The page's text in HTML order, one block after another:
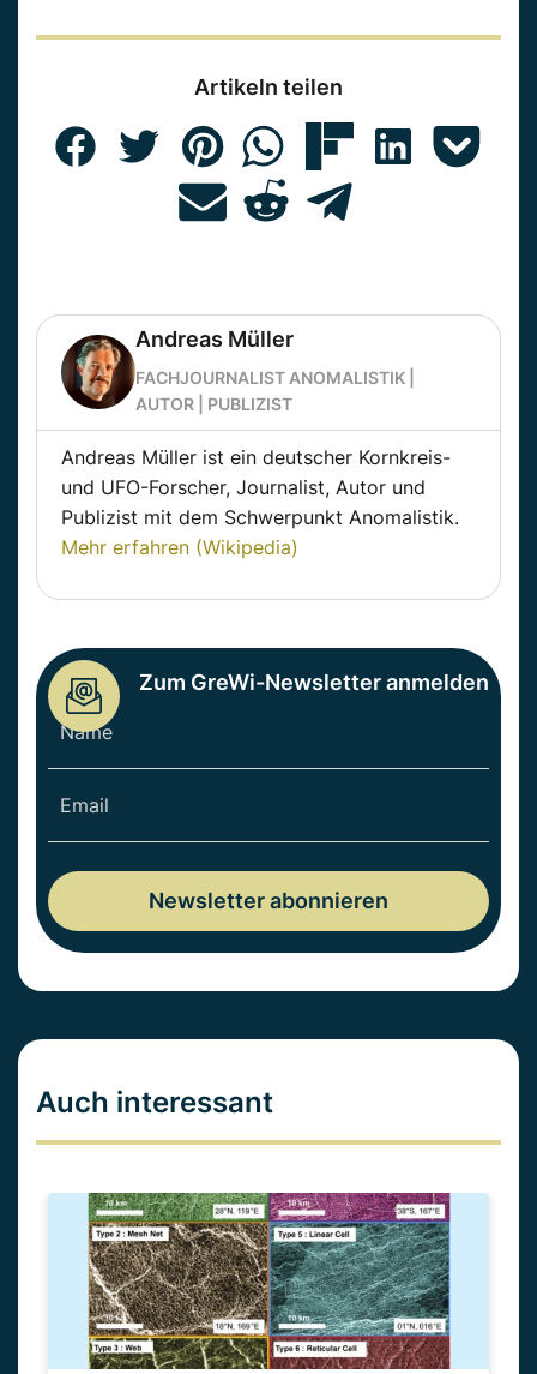
Artikeln teilen
Andreas Müller
FACHJOURNALIST ANOMALISTIK |
AUTOR | PUBLIZIST
Andreas Müller ist ein deutscher Kornkreis-
und UFO-Forscher, Journalist, Autor und
Publizist mit dem Schwerpunkt Anomalistik.
Mehr erfahren (Wikipedia)
Zum GreWi-Newsletter anmelden
Auch interessant